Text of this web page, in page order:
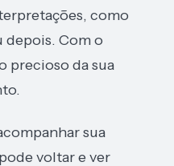
como
depois. Com o
precioso da sua
sua
voltar e ver